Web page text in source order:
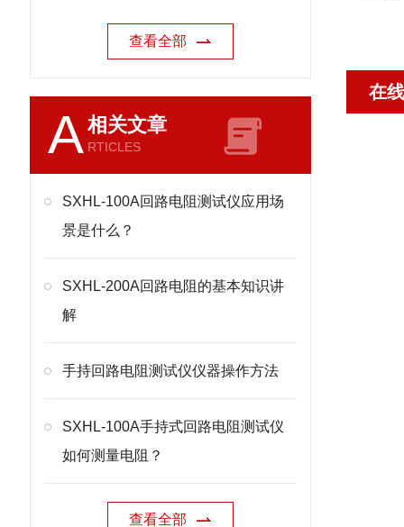
查看全部
A相关文章
RTICLES
SXHL-100A回路电阻测试仪应用场
景是什么？
SXHL-200A回路电阻的基本知识讲
解
手持回路电阻测试仪仪器操作方法
SXHL-100A手持式回路电阻测试仪
如何测量电阻？
查看全部
在